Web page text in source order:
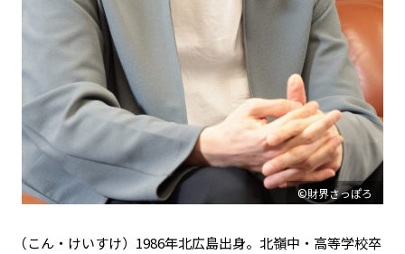
©財界さっぽろ
（こん・けいすけ）1986年北広島出身。北嶺中・高等学校卒